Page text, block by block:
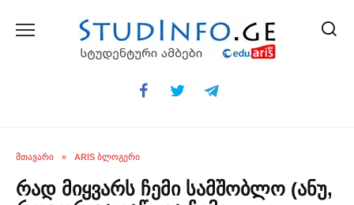
ᲛᲗᲐᲕᲐᲠᲘ » ARIS ᲑᲚᲝᲒᲔᲠᲘ
რად მიყვარს ჩემი სამშობლო (ანუ,